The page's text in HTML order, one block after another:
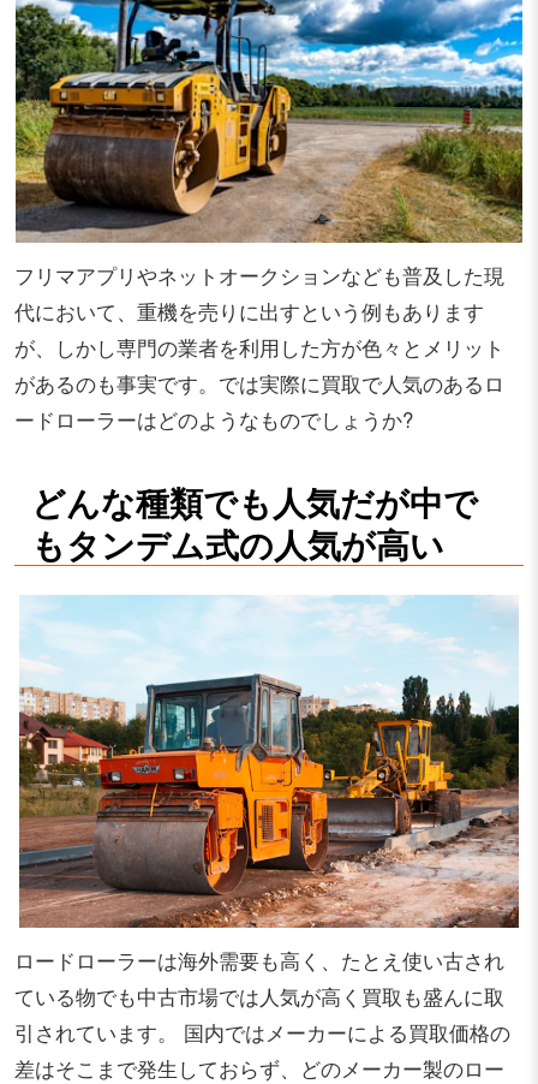
フリマアプリやネットオークションなども普及した現
代において、重機を売りに出すという例もあります
が、しかし専門の業者を利用した方が色々とメリット
があるのも事実です。では実際に買取で人気のあるロ
ードローラーはどのようなものでしょうか?
どんな種類でも人気だが中で
もタンデム式の人気が高い
ロードローラーは海外需要も高く、たとえ使い古され
ている物でも中古市場では人気が高く買取も盛んに取
引されています。 国内ではメーカーによる買取価格の
差はそこまで発生しておらず、どのメーカー製のロー